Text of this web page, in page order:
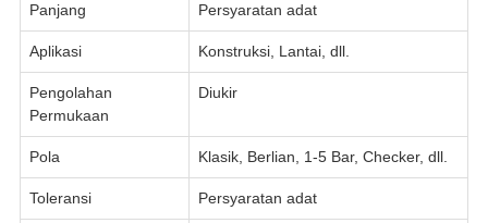
Panjang Persyaratan adat
Aplikasi Konstruksi, Lantai, dll.
Pengolahan
Permukaan
Diukir
Pola Klasik, Berlian, 1-5 Bar, Checker, dll.
Toleransi Persyaratan adat